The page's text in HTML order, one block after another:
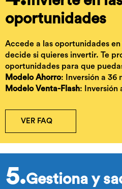
oportunidades
Accede a las oportunidades
decide si quieres invertir. Te
oportunidades para que
Modelo Ahorro: Inversión a 36
Modelo Venta-Flash: Inversión
VER FAQ
5.Gestiona y